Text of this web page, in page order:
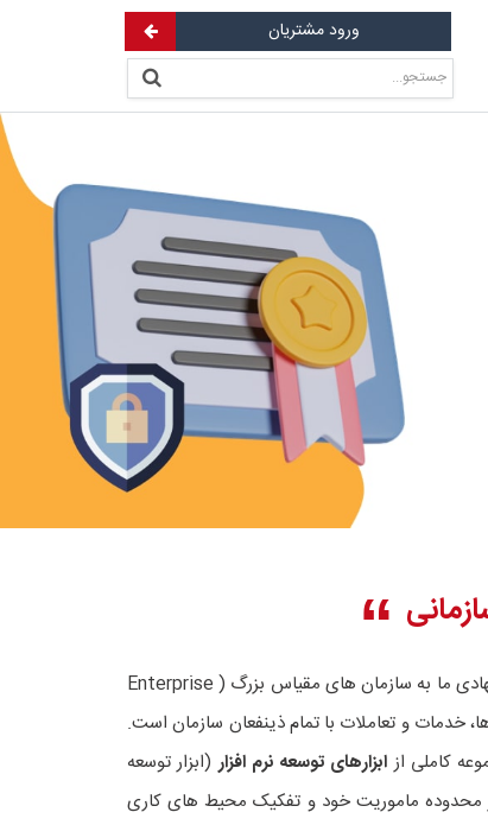
ورود مشتریان
زیرساخت پیشنهادی ما به سازمان های مقیاس بزرگ ( Enterprise
خدمات و تعاملات با تمام ذینفعان سازمان است.
ابزارهای توسعه نرم افزار(ابزار توسعه
در محدوده ماموریت خود و تفکیک محیط های کاری